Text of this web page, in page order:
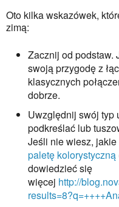
Oto kilka wskazówek,
zimą:
Zacznij od podstaw.
swoją przygodę z
klasycznych
dobrze.
Uwzględnij swój typ
podkreślać lub
Jeśli nie wiesz,
paletę kolorystyczną
dowiedzieć się
więcej http://